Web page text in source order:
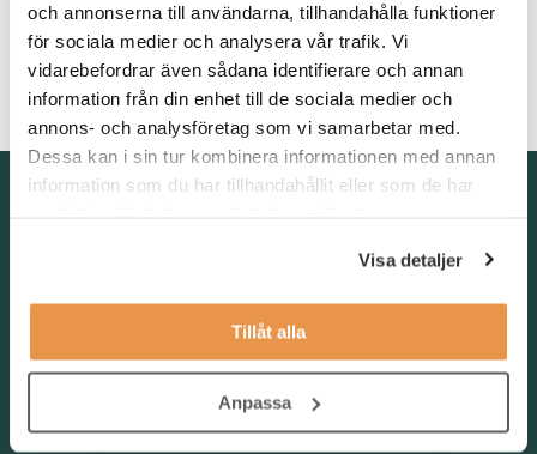
och annonserna till användarna, tillhandahålla funktioner
för sociala medier och analysera vår trafik. Vi
vidarebefordrar även sådana identifierare och annan
information från din enhet till de sociala medier och
annons- och analysföretag som vi samarbetar med.
Dessa kan i sin tur kombinera informationen med annan
information som du har tillhandahållit eller som de har
Visa detaljer
Tillåt alla
Anpassa
självgående, initiativtagande och har lätt för att få saker att
hända. God svenska i tal och skrift krävs, liksom vana av att
arbeta strukturerat och effektivt. Erfarenhet av att stötta
ledningspersoner är meriterande.
Kontakta oss